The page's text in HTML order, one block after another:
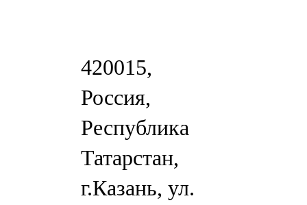
420015,
Россия,
Республика
Татарстан,
г.Казань, ул.